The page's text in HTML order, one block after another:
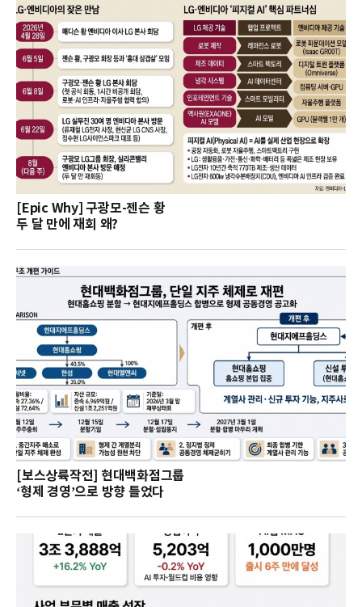
[Epic Why] 구광모-젠슨 황
두 달 만에 재회 왜?
[보스상륙작전] 현대백화점그룹
‘형제 경영’으로 방향 틀었다